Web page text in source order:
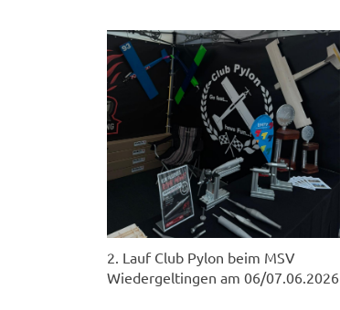
2. Lauf Club Pylon beim MSV
Wiedergeltingen am 06/07.06.2026